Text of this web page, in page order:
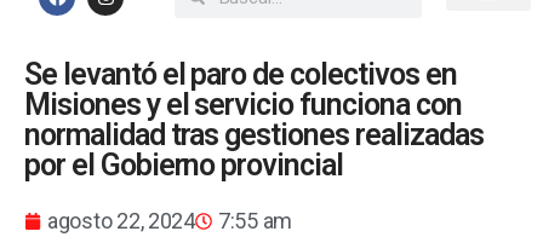
Se levantó el paro de colectivos en
Misiones y el servicio funciona con
normalidad tras gestiones realizadas
por el Gobierno provincial
agosto 22, 2024 7:55 am